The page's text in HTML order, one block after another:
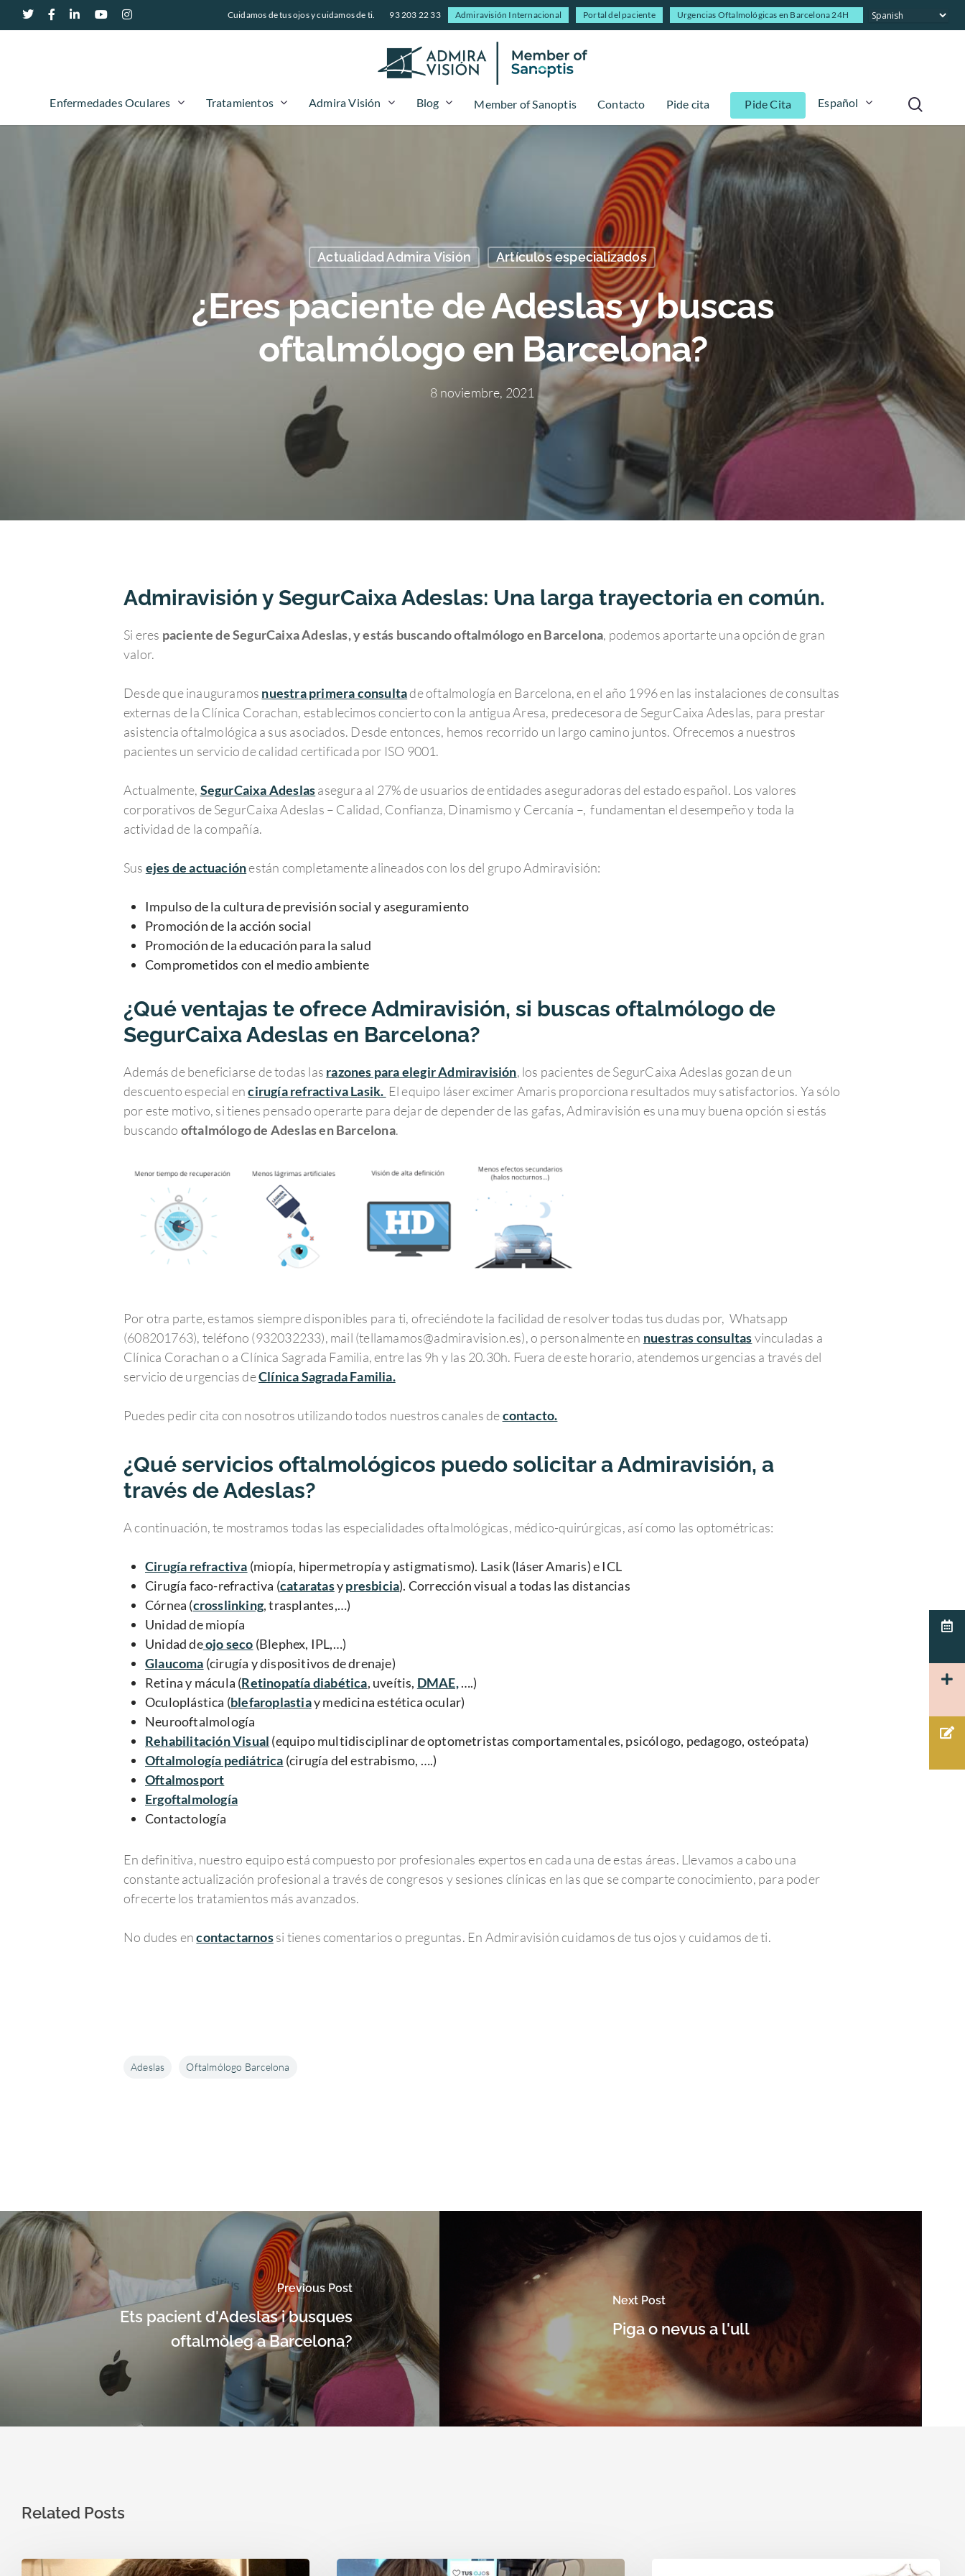
Cuidamos de tus ojos y cuidamos de ti. 93 203 22 33 Admiravisión Internacional Portal del paciente Urgencias Oftalmológicas en Barcelona 24H
Hit enter to search or ESC to close
Enfermedades Oculares Tratamientos Admira Visión Blog Member of Sanoptis Contacto Pide cita Pide Cita Español
Actualidad Admira Visión Artículos especializados
¿Eres paciente de Adeslas y buscas
oftalmólogo en Barcelona?
8 noviembre, 2021
Admiravisión y SegurCaixa Adeslas: Una larga trayectoria en común.
Si eres paciente de SegurCaixa Adeslas, y estás buscando oftalmólogo en Barcelona, podemos aportarte una opción de gran
valor.
Desde que inauguramos nuestra primera consultade oftalmología en Barcelona, en el año 1996 en las instalaciones de consultas
externas de la Clínica Corachan, establecimos concierto con la antigua Aresa, predecesora de SegurCaixa Adeslas, para prestar
asistencia oftalmológica a sus asociados. Desde entonces, hemos recorrido un largo camino juntos. Ofrecemos a nuestros
pacientes un servicio de calidad certificada por ISO 9001.
Actualmente, SegurCaixa Adeslasasegura al 27% de usuarios de entidades aseguradoras del estado español. Los valores
corporativos de SegurCaixa Adeslas – Calidad, Confianza, Dinamismo y Cercanía –, fundamentan el desempeño y toda la
actividad de la compañía.
Sus ejes de actuaciónestán completamente alineados con los del grupo Admiravisión:
Impulso de la cultura de previsión social y aseguramiento
Promoción de la acción social
Promoción de la educación para la salud
Comprometidos con el medio ambiente
¿Qué ventajas te ofrece Admiravisión, si buscas oftalmólogo de
SegurCaixa Adeslas en Barcelona?
Además de beneficiarse de todas las razones para elegir Admiravisión, los pacientes de SegurCaixa Adeslas gozan de un
descuento especial encirugía refractiva Lasik. El equipo láser excimer Amaris proporciona resultados muy satisfactorios. Ya sólo
por este motivo, si tienes pensado operarte para dejar de depender de las gafas, Admiravisión es una muy buena opción si estás
buscando oftalmólogo de Adeslas en Barcelona.
Por otra parte, estamos siempre disponibles para ti, ofreciéndote la facilidad de resolver todas tus dudas por, Whatsapp
(608201763), teléfono (932032233), mail (tellamamos@admiravision.es), o personalmente en nuestras consultasvinculadas a
Clínica Corachan o a Clínica Sagrada Familia, entre las 9h y las 20.30h. Fuera de este horario, atendemos urgencias a través del
servicio de urgencias deClínica Sagrada Familia.
Puedes pedir cita con nosotros utilizando todos nuestros canales decontacto.
¿Qué servicios oftalmológicos puedo solicitar a Admiravisión, a
través de Adeslas?
A continuación, te mostramos todas las especialidades oftalmológicas, médico-quirúrgicas, así como las optométricas:
Cirugía refractiva (miopía, hipermetropía y astigmatismo). Lasik (láser Amaris) e ICL
Cirugía faco-refractiva (cataratasypresbicia). Corrección visual a todas las distancias
Córnea (crosslinking, trasplantes,…)
Unidad de miopía
Unidad deojo seco (Blephex, IPL,…)
Glaucoma (cirugía y dispositivos de drenaje)
Retina y mácula (Retinopatía diabética, uveítis, DMAE,….)
Oculoplástica (blefaroplastiay medicina estética ocular)
Neurooftalmología
Rehabilitación Visual (equipo multidisciplinar de optometristas comportamentales, psicólogo, pedagogo, osteópata)
Oftalmología pediátrica (cirugía del estrabismo, ….)
Oftalmosport
Ergoftalmología
Contactología
En definitiva, nuestro equipo está compuesto por profesionales expertos en cada una de estas áreas. Llevamos a cabo una
constante actualización profesional a través de congresos y sesiones clínicas en las que se comparte conocimiento, para poder
ofrecerte los tratamientos más avanzados.
No dudes encontactarnossi tienes comentarios o preguntas. En Admiravisión cuidamos de tus ojos y cuidamos de ti.
Adeslas Oftalmólogo Barcelona
Previous Post
Ets pacient d'Adeslas i busques
oftalmòleg a Barcelona?
Next Post
Piga o nevus a l'ull
Related Posts